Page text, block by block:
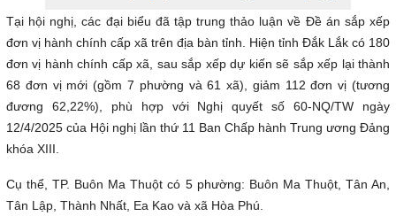
Tại hội nghị, các đại biểu đã tập trung thảo luận về Đề án sắp xếp
đơn vị hành chính cấp xã trên địa bàn tỉnh. Hiện tỉnh Đắk Lắk có 180
đơn vị hành chính cấp xã, sau sắp xếp dự kiến sẽ sắp xếp lại thành
68 đơn vị mới (gồm 7 phường và 61 xã), giảm 112 đơn vị (tương
đương 62,22%), phù hợp với Nghị quyết số 60-NQ/TW ngày
12/4/2025 của Hội nghị lần thứ 11 Ban Chấp hành Trung ương Đảng
khóa XIII.
Cụ thể, TP. Buôn Ma Thuột có 5 phường: Buôn Ma Thuột, Tân An,
Tân Lập, Thành Nhất, Ea Kao và xã Hòa Phú.